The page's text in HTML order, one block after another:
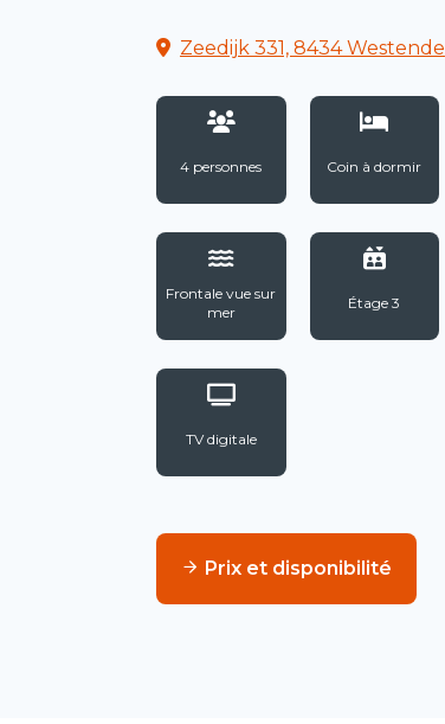
Zeedijk 331, 8434 Westende
4 personnes Coin à dormir
Frontale vue sur
mer
Étage 3
TV digitale
Prix et disponibilité